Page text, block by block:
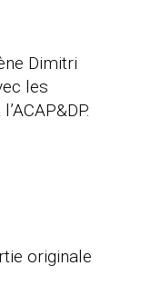
Dimitri
les
originale